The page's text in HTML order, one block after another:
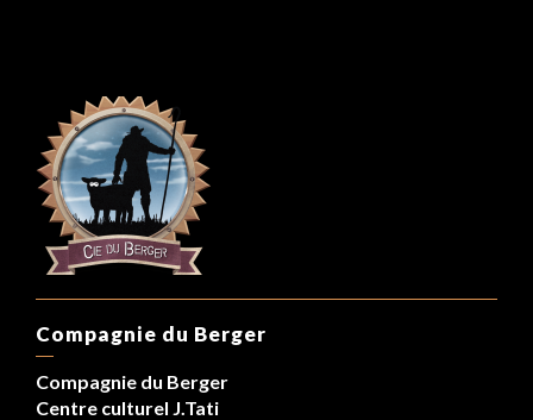
Compagnie du Berger
Compagnie du Berger
Centre culturel J.Tati